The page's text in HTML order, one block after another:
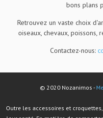
bons plans
Retrouvez un vaste choix
oiseaux, chevaux, poissons,
Contactez-nous:
© 2020 Nozanimos -
Outre les accessoires et